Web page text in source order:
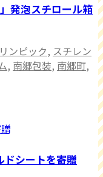
発泡スチロール箱
ンピック, スチレン
, 南郷包装, 南郷町,
ドシートを寄贈